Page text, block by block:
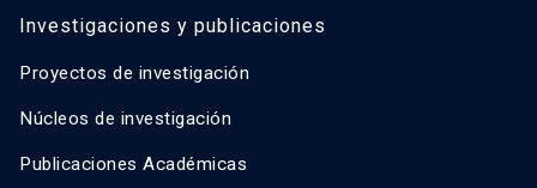
Investigaciones y publicaciones
Proyectos de investigación
Núcleos de investigación
Publicaciones Académicas